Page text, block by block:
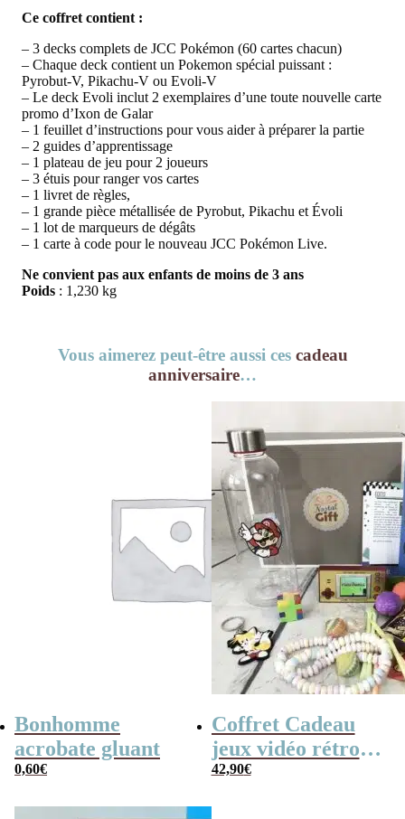
Ce coffret contient :
– 3 decks complets de JCC Pokémon (60 cartes chacun)
– Chaque deck contient un Pokemon spécial puissant :
Pyrobut-V, Pikachu-V ou Evoli-V
– Le deck Evoli inclut 2 exemplaires d’une toute nouvelle carte
promo d’Ixon de Galar
– 1 feuillet d’instructions pour vous aider à préparer la partie
– 2 guides d’apprentissage
– 1 plateau de jeu pour 2 joueurs
– 3 étuis pour ranger vos cartes
– 1 livret de règles,
– 1 grande pièce métallisée de Pyrobut, Pikachu et Évoli
– 1 lot de marqueurs de dégâts
– 1 carte à code pour le nouveau JCC Pokémon Live.
Ne convient pas aux enfants de moins de 3 ans
Poids : 1,230 kg
Vous aimerez peut-être aussi ces cadeau
anniversaire…
Bonhomme
acrobate gluant
0,60€
Coffret Cadeau
jeux vidéo rétro
(avec sa console de
42,90€